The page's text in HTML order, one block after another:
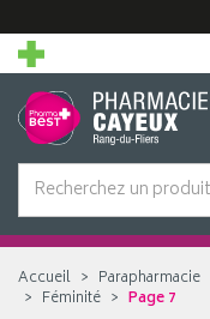
Accueil Parapharmacie
Féminité
Page 7